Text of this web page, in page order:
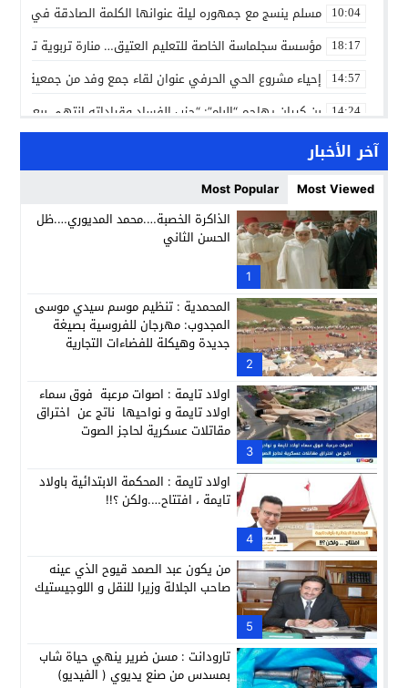
10:04 مسلم ينسج مع جمهوره ليلة عنوانها الكلمة الصادقة في
18:17 مؤسسة سجلماسة الخاصة للتعليم العتيق… منارة تربوية تجمع
14:57 إحياء مشروع الحي الحرفي عنوان لقاء جمع وفد من جمعية
14:24 بن كيران يهاجم “البام”: “حزب الفساد وقياداته انتهى
11:33 كمال محرر يقود استئنافية تارودانت: مسار قضائي راسخ ورؤية
حبشان وكيلاً عاماً بتارودانت: ترقية جديدة في الحركة القضائية
21:28 حزب الديمقراطيين الجدد يؤسس منظمتي شباب ونساء الصحراء
13:37 عطش أولاد تايمة وسياسة “الحبة والقبة”: هل أصبح الماء إنجازاً
12:25 انطلاق فعاليات الدورة 12 لمعرض المنتوجات المحلية بأكادير SIPTA (فيديو)
آخر الأخبار
Most Viewed
Most Popular
1
الذاكرة الخصبة….محمد المديوري….ظل
الحسن الثاني
2
المحمدية : تنظيم موسم سيدي موسى
المجدوب: مهرجان للفروسية بصيغة
جديدة وهيكلة للفضاءات التجارية
3
اولاد تايمة : اصوات مرعبة فوق سماء
اولاد تايمة و نواحيها ناتج عن اختراق
مقاتلات عسكرية لحاجز الصوت
4
اولاد تايمة : المحكمة الابتدائية باولاد
تايمة ، افتتاح….ولكن ؟!!
5
من يكون عبد الصمد قيوح الذي عينه
صاحب الجلالة وزيرا للنقل و اللوجيستيك
تارودانت : مسن ضرير ينهي حياة شاب
بمسدس من صنع يديوي ( الفيديو)